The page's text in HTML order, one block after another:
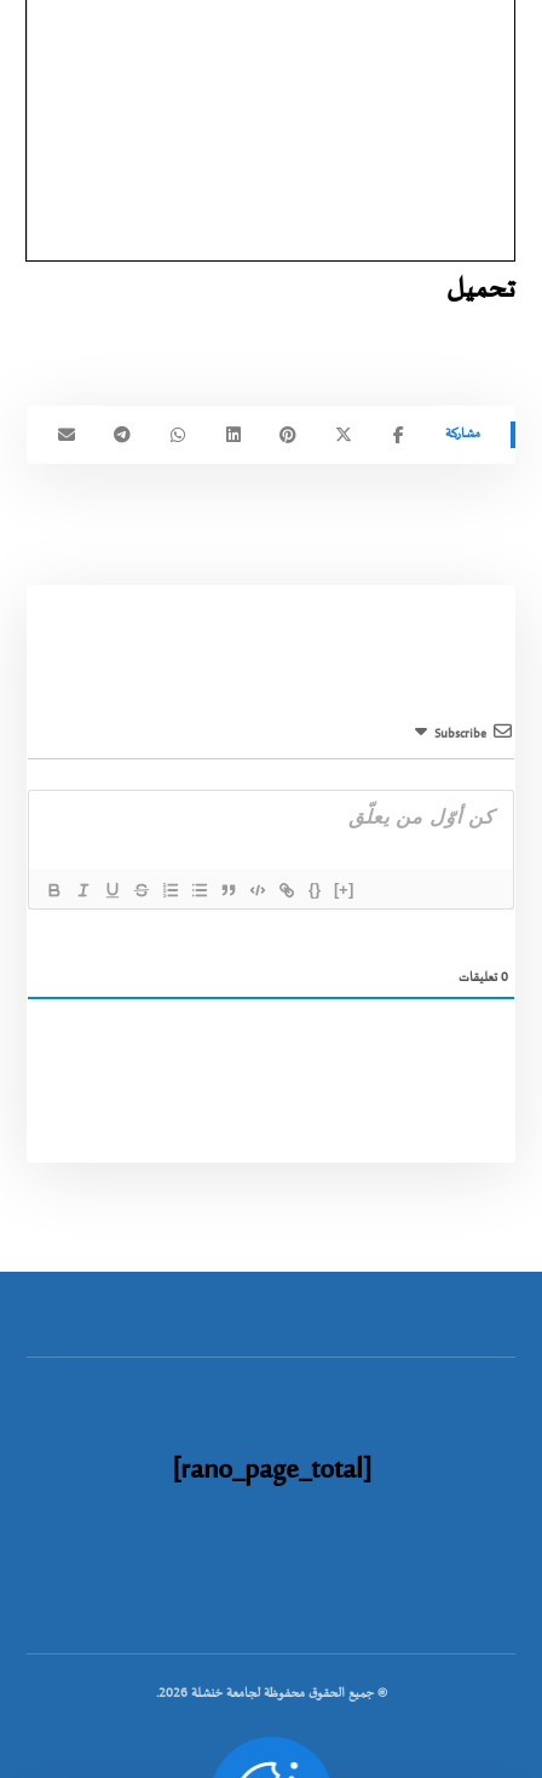
تحميل
Subscribe
{} [+]
0تعليقات
[rano_page_total]
© جميع الحقوق محفوظة لجامعة خنشلة 2026.
.